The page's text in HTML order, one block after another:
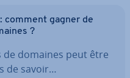
comment gagner de
?
domaines peut être
de savoir…